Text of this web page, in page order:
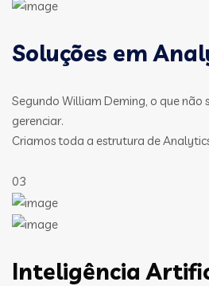
Soluções em
Segundo William Deming, o que não
gerenciar.
Criamos toda a estrutura de
03
Inteligência